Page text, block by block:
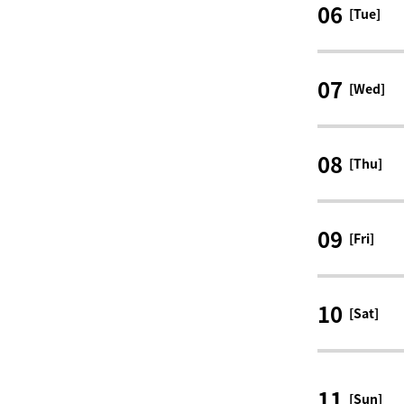
06 [Tue]
07 [Wed]
08 [Thu]
09 [Fri]
10 [Sat]
[Sun]